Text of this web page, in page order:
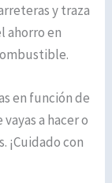
y traza
ahorro en
en función de
a hacer o
¡Cuidado con